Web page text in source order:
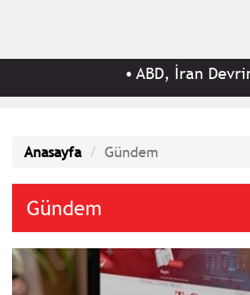
ABD, İran Devrim
Anasayfa Gündem
Gündem